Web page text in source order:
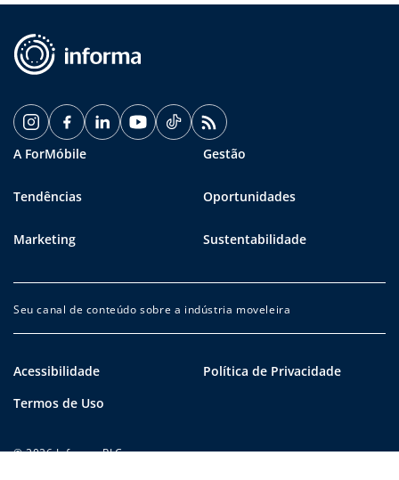
A ForMóbile Gestão
Tendências Oportunidades
Marketing Sustentabilidade
Seu canal de conteúdo sobre a indústria moveleira
Acessibilidade
Política de Privacidade
Termos de Uso
© 2026 Informa PLC